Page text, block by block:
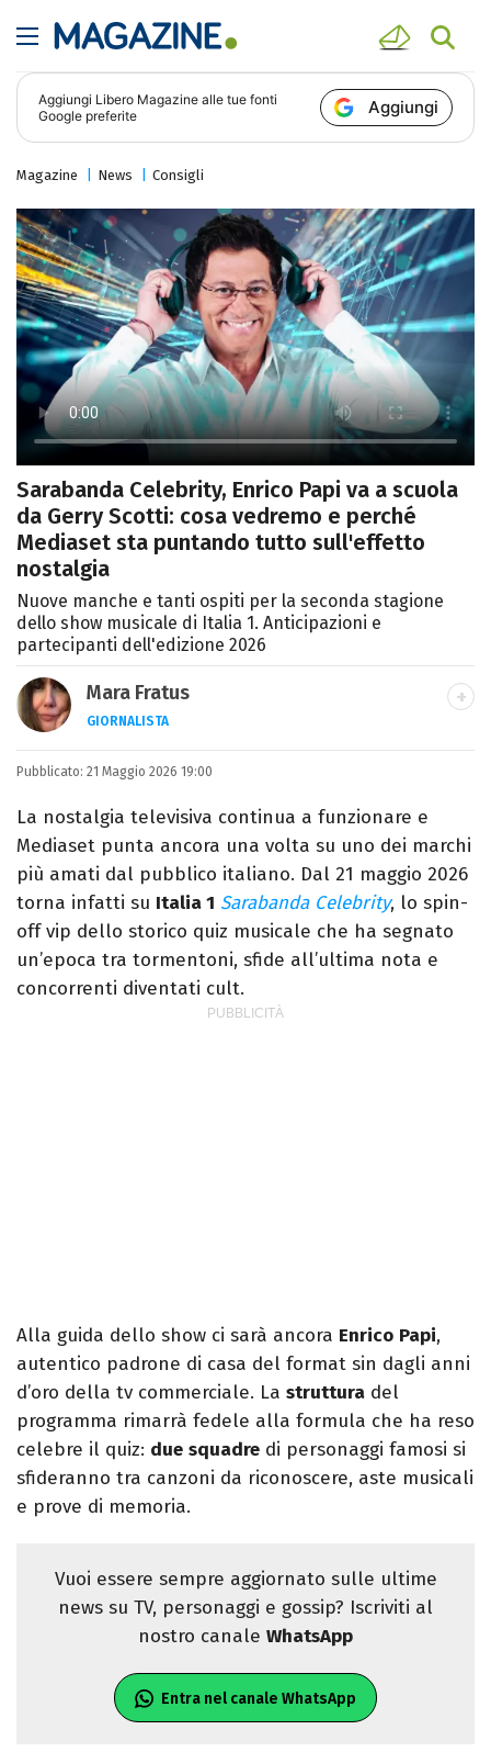
Aggiungi Libero Magazine alle tue fonti
Google preferite
Aggiungi
Magazine News Consigli
Sarabanda Celebrity, Enrico Papi va a scuola
da Gerry Scotti: cosa vedremo e perché
Mediaset sta puntando tutto sull'effetto
nostalgia
Nuove manche e tanti ospiti per la seconda stagione
dello show musicale di Italia 1. Anticipazioni e
partecipanti dell'edizione 2026
Mara Fratus
GIORNALISTA
Nella mia vita non possono mancare, il
silenzio, il mare e Il Libro dell'inquietudine
sul comodino, insieme a un romanzo di
Zafon.
Pubblicato: 21 Maggio 2026 19:00
La nostalgia televisiva continua a funzionare e
Mediaset punta ancora una volta su uno dei marchi
più amati dal pubblico italiano. Dal 21 maggio 2026
torna infatti su Italia 1 Sarabanda Celebrity, lo spin-
off vip dello storico quiz musicale che ha segnato
un’epoca tra tormentoni, sfide all’ultima nota e
concorrenti diventati cult.
Alla guida dello show ci sarà ancora Enrico Papi,
autentico padrone di casa del format sin dagli anni
d’oro della tv commerciale. La struttura del
programma rimarrà fedele alla formula che ha reso
celebre il quiz: due squadre di personaggi famosi si
sfideranno tra canzoni da riconoscere, aste musicali
e prove di memoria.
Vuoi essere sempre aggiornato sulle ultime
news su TV, personaggi e gossip? Iscriviti al
nostro canale WhatsApp
Entra nel canale WhatsApp